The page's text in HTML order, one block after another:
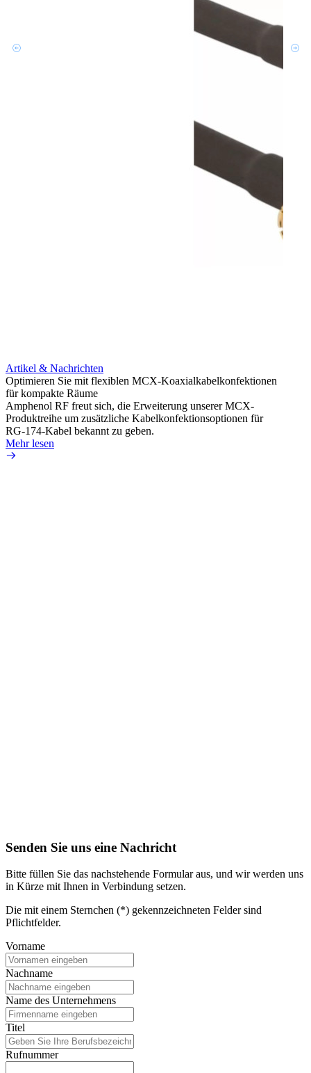
Artikel & Nachrichten
Optimieren Sie mit flexiblen MCX-Koaxialkabelkonfektionen
für kompakte Räume
Amphenol RF freut sich, die Erweiterung unserer MCX-
Produktreihe um zusätzliche Kabelkonfektionsoptionen für
RG-174-Kabel bekannt zu geben.
Mehr lesen
Senden Sie uns eine Nachricht
Bitte füllen Sie das nachstehende Formular aus, und wir werden uns
in Kürze mit Ihnen in Verbindung setzen.
Die mit einem Sternchen (*) gekennzeichneten Felder sind
Pflichtfelder.
Vorname
Nachname
Name des Unternehmens
Titel
Rufnummer